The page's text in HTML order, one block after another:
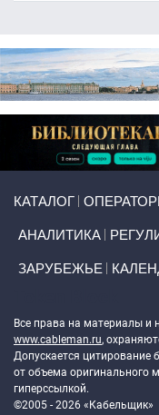
КАТАЛОГ
АНАЛИТИКА
ЗАРУБЕЖЬЕ
Все права на материалы и
www.cableman.ru,
Допускается цитирование
от объема оригинального
гиперссылкой.
©2005 - 2026 «Кабельщик»